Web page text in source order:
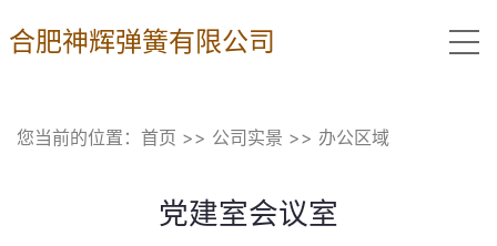
合肥神辉弹簧有限公司
您当前的位置： 首页 >> 公司实景 >> 办公区域
党建室会议室